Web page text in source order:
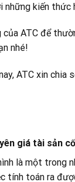
kiến thức
ATC để
nhé!
ATC xin chia
giá tài sản
là một trong
tính toán ra